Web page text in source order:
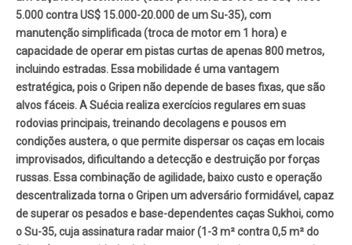
5.000 contra US$ 15.000-20.000 de um Su-35), com
manutenção simplificada (troca de motor em 1 hora) e
capacidade de operar em pistas curtas de apenas 800 metros,
incluindo estradas. Essa mobilidade é uma vantagem
estratégica, pois o Gripen não depende de bases fixas, que são
alvos fáceis. A Suécia realiza exercícios regulares em suas
rodovias principais, treinando decolagens e pousos em
condições austera, o que permite dispersar os caças em locais
improvisados, dificultando a detecção e destruição por forças
russas. Essa combinação de agilidade, baixo custo e operação
descentralizada torna o Gripen um adversário formidável, capaz
de superar os pesados e base-dependentes caças Sukhoi, como
o Su-35, cuja assinatura radar maior (1-3 m² contra 0,5 m² do